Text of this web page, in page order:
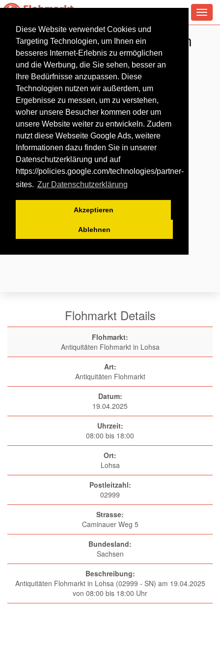
Diese Website verwendet Cookies und
Targeting Technologien, um Ihnen ein
besseres Internet-Erlebnis zu ermöglichen
und die Werbung, die Sie sehen, besser an
Ihre Bedürfnisse anzupassen. Diese
Technologien nutzen wir außerdem, um
Ergebnisse zu messen, um zu verstehen,
woher unsere Besucher kommen oder um
unsere Website weiter zu entwickeln. Zudem
nutzt diese Webseite Google Ads, weitere
Informationen dazu finden Sie in unserer
Datenschutzerklärung und auf
https://policies.google.com/technologies/partner-
sites. Zur Datenschutzerklärung
Akzeptieren
Ablehnen
Antiquitäten Flohmarkt in
Lohsa
Flohmarkt Details
Flohmarkt:
Antiquitäten Flohmarkt in Lohsa
Art:
Antiquitäten Flohmarkt
Datum:
19.04.2025
Uhrzeit:
08:00 bis 18:00
Ort:
Lohsa
Postleitzahl:
02999
Strasse:
Caminauer Weg 5
Bundesland:
Sachsen
Beschreibung:
Antiquitäten Flohmarkt in Lohsa (02999 - SN) am 19.04.2025
von 08:00 bis 18:00 Uhr